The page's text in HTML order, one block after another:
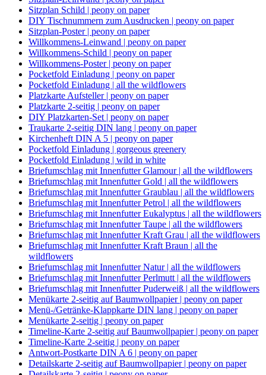
Sitzplan Schild | peony on paper
DIY Tischnummern zum Ausdrucken | peony on paper
Sitzplan-Poster | peony on paper
Willkommens-Leinwand | peony on paper
Willkommens-Schild | peony on paper
Willkommens-Poster | peony on paper
Pocketfold Einladung | peony on paper
Pocketfold Einladung | all the wildflowers
Platzkarte Aufsteller | peony on paper
Platzkarte 2-seitig | peony on paper
DIY Platzkarten-Set | peony on paper
Traukarte 2-seitig DIN lang | peony on paper
Kirchenheft DIN A 5 | peony on paper
Pocketfold Einladung | gorgeous greenery
Pocketfold Einladung | wild in white
Briefumschlag mit Innenfutter Glamour | all the wildflowers
Briefumschlag mit Innenfutter Gold | all the wildflowers
Briefumschlag mit Innenfutter Graublau | all the wildflowers
Briefumschlag mit Innenfutter Petrol | all the wildflowers
Briefumschlag mit Innenfutter Eukalyptus | all the wildflowers
Briefumschlag mit Innenfutter Taupe | all the wildflowers
Briefumschlag mit Innenfutter Kraft Grau | all the wildflowers
Briefumschlag mit Innenfutter Kraft Braun | all the
wildflowers
Briefumschlag mit Innenfutter Natur | all the wildflowers
Briefumschlag mit Innenfutter Perlmutt | all the wildflowers
Briefumschlag mit Innenfutter Puderweiß | all the wildflowers
Menükarte 2-seitig auf Baumwollpapier | peony on paper
Menü-/Getränke-Klappkarte DIN lang | peony on paper
Menükarte 2-seitig | peony on paper
Timeline-Karte 2-seitig auf Baumwollpapier | peony on paper
Timeline-Karte 2-seitig | peony on paper
Antwort-Postkarte DIN A 6 | peony on paper
Detailskarte 2-seitig auf Baumwollpapier | peony on paper